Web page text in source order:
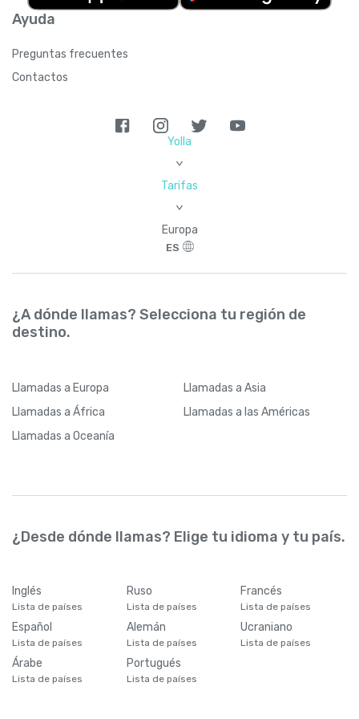
Ayuda
Preguntas frecuentes
Contactos
Yolla
>
Tarifas
>
Europa
ES
¿A dónde llamas? Selecciona tu región de
destino.
Llamadas a Europa Llamadas a Asia
Llamadas a África Llamadas a las Américas
Llamadas a Oceanía
¿Desde dónde llamas? Elige tu idioma y tu país.
Inglés
Lista de países
Ruso
Lista de países
Francés
Lista de países
Español
Lista de países
Alemán
Lista de países
Ucraniano
Lista de países
Árabe
Lista de países
Portugués
Lista de países